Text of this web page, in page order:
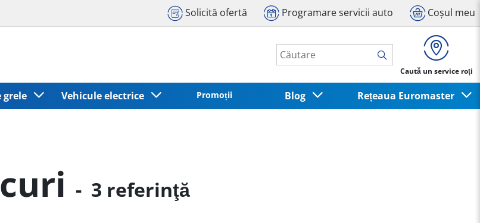
Solicită ofertă Programare servicii auto Coșul meu
Caută un service roți
grele Vehicule electrice Promoții Blog Rețeaua Euromaster
- 3 referinţă